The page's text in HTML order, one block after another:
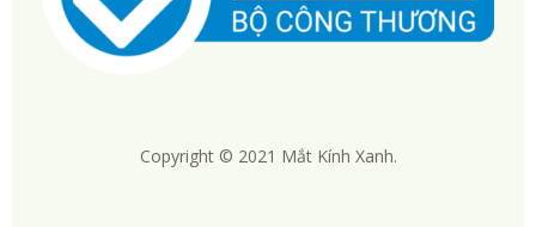
Copyright © 2021 Mắt Kính Xanh.